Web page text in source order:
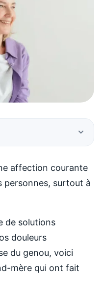
affection courante
personnes, surtout à
de solutions
douleurs
du genou, voici
mère qui ont fait